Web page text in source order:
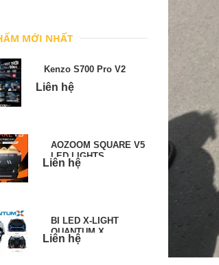
MỚI NHẤT
Kenzo S700 Pro V2
Liên hệ
AOZOOM SQUARE V5
LED LIGHTS
Liên hệ
BI LED X-LIGHT
QUANTUM X
Liên hệ